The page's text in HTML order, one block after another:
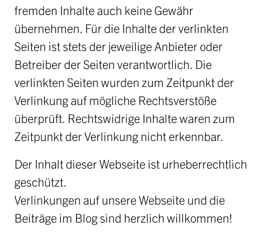
fremden Inhalte auch keine Gewähr
übernehmen. Für die Inhalte der verlinkten
Seiten ist stets der jeweilige Anbieter oder
Betreiber der Seiten verantwortlich. Die
verlinkten Seiten wurden zum Zeitpunkt der
Verlinkung auf mögliche Rechtsverstöße
überprüft. Rechtswidrige Inhalte waren zum
Zeitpunkt der Verlinkung nicht erkennbar.
Der Inhalt dieser Webseite ist urheberrechtlich
geschützt.
Verlinkungen auf unsere Webseite und die
Beiträge im Blog sind herzlich willkommen!